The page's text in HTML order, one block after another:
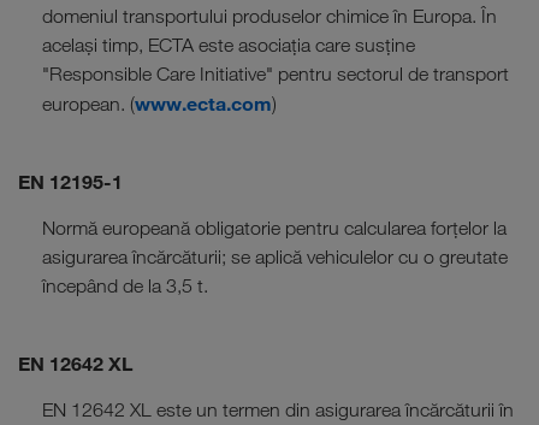
domeniul transportului produselor chimice în Europa. În
același timp, ECTA este asociația care susține
"Responsible Care Initiative" pentru sectorul de transport
european. (www.ecta.com)
EN 12195-1
Normă europeană obligatorie pentru calcularea forțelor la
asigurarea încărcăturii; se aplică vehiculelor cu o greutate
începând de la 3,5 t.
EN 12642 XL
EN 12642 XL este un termen din asigurarea încărcăturii în